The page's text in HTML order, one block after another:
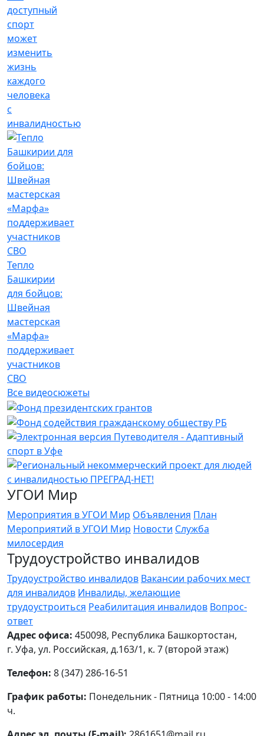
доступный
спорт
может
изменить
жизнь
каждого
человека
с
инвалидностью
Тепло
Башкирии
для бойцов:
Швейная
мастерская
«Марфа»
поддерживает
участников
СВО
Все видеосюжеты
УГОИ Мир
Мероприятия в УГОИ Мир Объявления План
Мероприятий в УГОИ Мир Новости Служба
милосердия
Трудоустройство инвалидов
Трудоустройство инвалидов Вакансии рабочих мест
для инвалидов Инвалиды, желающие
трудоустроиться Реабилитация инвалидов Вопрос-
ответ
Адрес офиса: 450098, Республика Башкортостан,
г. Уфа, ул. Российская, д.163/1, к. 7 (второй этаж)
Телефон: 8 (347) 286-16-51
График работы: Понедельник - Пятница 10:00 - 14:00
ч.